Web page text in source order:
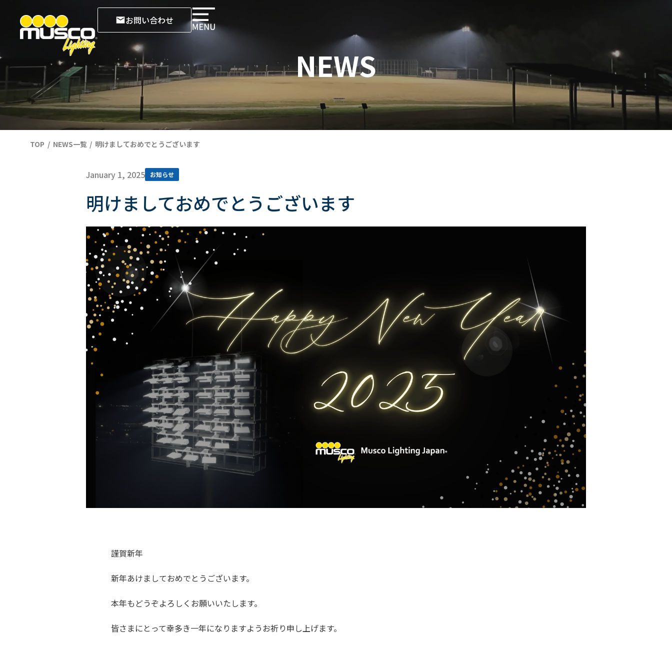
お問い合わせ
NEWS
TOP NEWS一覧 明けましておめでとうございます
January 1, 2025 お知らせ
明けましておめでとうございます
謹賀新年
新年あけましておめでとうございます。
本年もどうぞよろしくお願いいたします。
皆さまにとって幸多き一年になりますようお祈り申し上げます。